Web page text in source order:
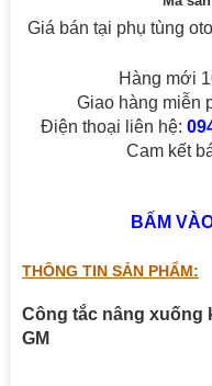
Giá bán tại phụ tùng
Hàng mới
Giao hàng miễn
Điện thoại liên hệ:
Cam kết
BẤM
THÔNG TIN SẢN PHẨM:
Công tắc nâng xuống
GM